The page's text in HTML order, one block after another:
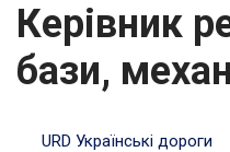
Керівник
бази,
URD Українські дороги